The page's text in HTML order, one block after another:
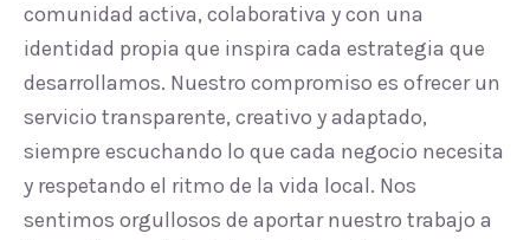
comunidad activa, colaborativa y con una
identidad propia que inspira cada estrategia que
desarrollamos. Nuestro compromiso es ofrecer un
servicio transparente, creativo y adaptado,
siempre escuchando lo que cada negocio necesita
y respetando el ritmo de la vida local. Nos
sentimos orgullosos de aportar nuestro trabajo a